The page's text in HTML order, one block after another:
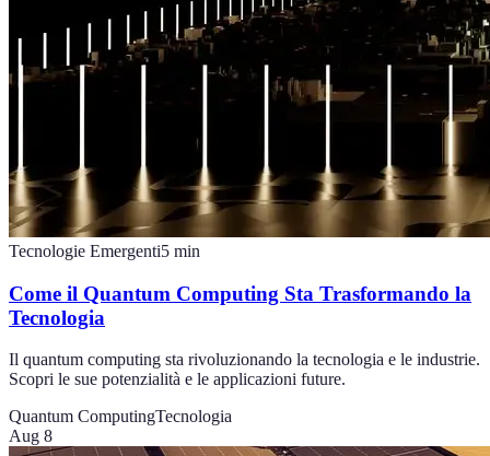
Tecnologie Emergenti5 min
Come il Quantum Computing Sta Trasformando la
Tecnologia
Il quantum computing sta rivoluzionando la tecnologia e le industrie.
Scopri le sue potenzialità e le applicazioni future.
Quantum ComputingTecnologia
Aug 8